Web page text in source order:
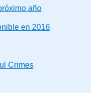
año
en 2016
Crimes